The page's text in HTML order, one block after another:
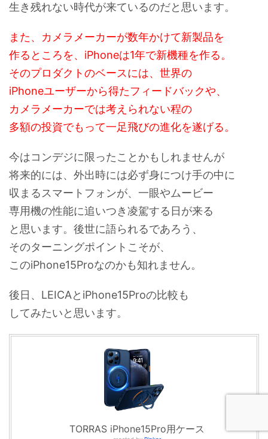
生き残れない時代が来ているのだと思います。
また、カメラメーカーが数年かけて新製品を
作るところを、iPhoneは1年で新機種を作る。
そのプロダクトのベースには、世界の
iPhoneユーザーから得たフィードバックや、
カメラメーカーでは考えられない程の
多額の投資でもって一足飛びの進化を遂げる。
今はコンデジに限ったことかもしれませんが
将来的には、外出時には必ず身につけ手の中に
収まるスマートフォンが、一眼やムービー
専用機の性能に追いつき凌駕する日が来る
と思います。後世に語られるであろう、
そのターニングポイントこそが、
このiPhone15Proなのかも知れません。
後日、LEICAとiPhone15Proの比較も
してみたいと思います。
TORRAS iPhone15Pro用ケース